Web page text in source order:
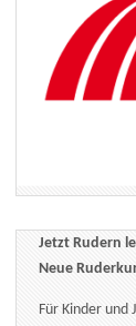
Jetzt Rudern
Neue
Für Kinder und